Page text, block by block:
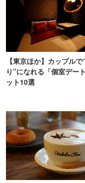
【東京ほか】カップルで
り”になれる「個室デー
ット10選